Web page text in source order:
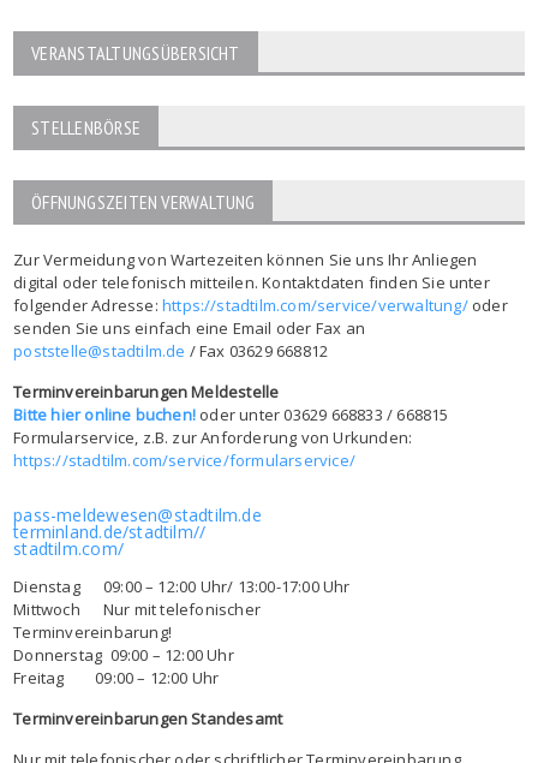
VERANSTALTUNGSÜBERSICHT
STELLENBÖRSE
ÖFFNUNGSZEITEN VERWALTUNG
Zur Vermeidung von Wartezeiten können Sie uns Ihr Anliegen
digital oder telefonisch mitteilen. Kontaktdaten finden Sie unter
folgender Adresse: https://stadtilm.com/service/verwaltung/oder
senden Sie uns einfach eine Email oder Fax an
poststelle@stadtilm.de / Fax 03629 668812
Terminvereinbarungen Meldestelle
Bitte hier online buchen! oder unter 03629 668833 / 668815
Formularservice, z.B. zur Anforderung von Urkunden:
https://stadtilm.com/service/formularservice/
pass-meldewesen@stadtilm.de
terminland.de/stadtilm//
stadtilm.com/
Dienstag 09:00 – 12:00 Uhr/ 13:00-17:00 Uhr
Mittwoch Nur mit telefonischer
Terminvereinbarung!
Donnerstag 09:00 – 12:00 Uhr
Freitag 09:00 – 12:00 Uhr
Terminvereinbarungen Standesamt